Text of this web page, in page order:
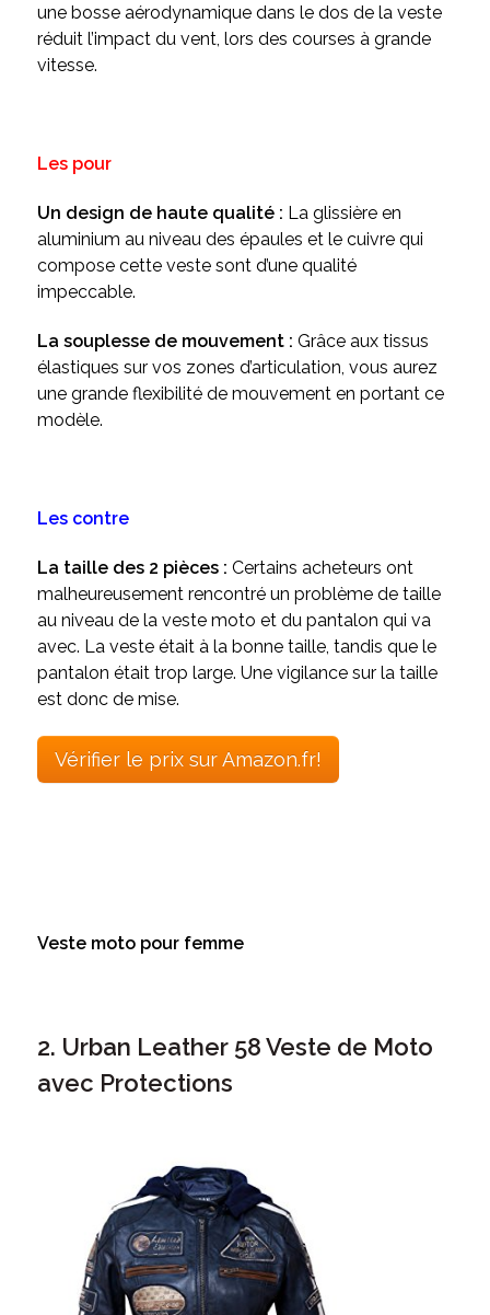
une bosse aérodynamique dans le dos de la veste
réduit l’impact du vent, lors des courses à grande
vitesse.
Les pour
Un design de haute qualité : La glissière en
aluminium au niveau des épaules et le cuivre qui
compose cette veste sont d’une qualité
impeccable.
La souplesse de mouvement : Grâce aux tissus
élastiques sur vos zones d’articulation, vous aurez
une grande flexibilité de mouvement en portant ce
modèle.
Les contre
La taille des 2 pièces : Certains acheteurs ont
malheureusement rencontré un problème de taille
au niveau de la veste moto et du pantalon qui va
avec. La veste était à la bonne taille, tandis que le
pantalon était trop large. Une vigilance sur la taille
est donc de mise.
Vérifier le prix sur Amazon.fr!
Veste moto pour femme
2. Urban Leather 58 Veste de Moto
avec Protections